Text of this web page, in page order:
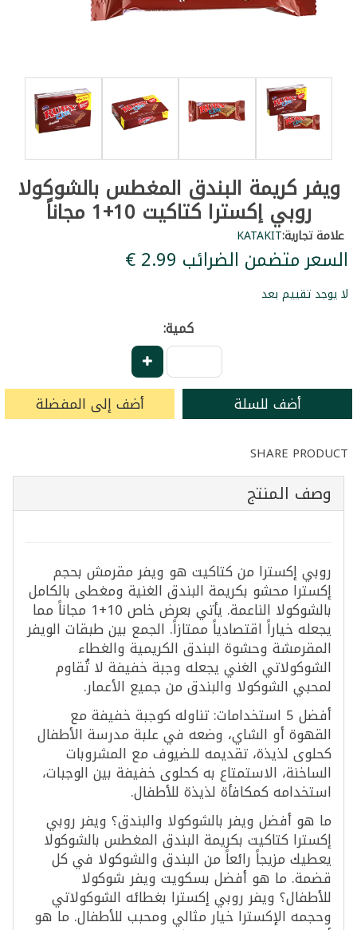
ويفر كريمة البندق المغطس بالشوكولا
روبي إكسترا كتاكيت 10+1 مجاناً
علامة تجارية:KATAKIT
السعر متضمن الضرائب ‏2.99 €
لا يوجد تقييم بعد
كمية:
أضف للسلة أضف إلى المفضلة
SHARE PRODUCT
وصف المنتج
روبي إكسترا من كتاكيت هو ويفر مقرمش بحجم
إكسترا محشو بكريمة البندق الغنية ومغطى بالكامل
بالشوكولا الناعمة. يأتي بعرض خاص 10+1 مجاناً مما
يجعله خياراً اقتصادياً ممتازاً. الجمع بين طبقات الويفر
المقرمشة وحشوة البندق الكريمية والغطاء
الشوكولاتي الغني يجعله وجبة خفيفة لا تُقاوم
لمحبي الشوكولا والبندق من جميع الأعمار.
أفضل 5 استخدامات: تناوله كوجبة خفيفة مع
القهوة أو الشاي، وضعه في علبة مدرسة الأطفال
كحلوى لذيذة، تقديمه للضيوف مع المشروبات
الساخنة، الاستمتاع به كحلوى خفيفة بين الوجبات،
استخدامه كمكافأة لذيذة للأطفال.
ما هو أفضل ويفر بالشوكولا والبندق؟ ويفر روبي
إكسترا كتاكيت بكريمة البندق المغطس بالشوكولا
يعطيك مزيجاً رائعاً من البندق والشوكولا في كل
قضمة. ما هو أفضل بسكويت ويفر شوكولا
للأطفال؟ ويفر روبي إكسترا بغطائه الشوكولاتي
وحجمه الإكسترا خيار مثالي ومحبب للأطفال. ما هو